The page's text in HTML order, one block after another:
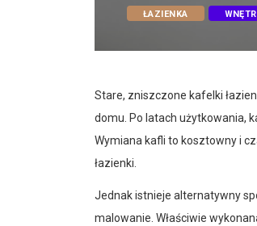
ŁAZIENKA
Stare, zniszczone kafelki
domu. Po latach użytkowania,
Wymiana kafli to kosztowny i
łazienki.
Jednak istnieje alternatywny
malowanie. Właściwie